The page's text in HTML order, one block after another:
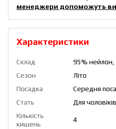
менеджери допоможуть
Характеристики
Склад
95% нейлон,
Сезон
Літо
Посадка
Середня
Стать
Для чоловіків
Кількість
кишень
4